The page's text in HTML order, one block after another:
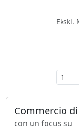
Ekskl.
Commercio
con un focus su